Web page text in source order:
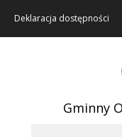
Deklaracja dostępności
Gminny